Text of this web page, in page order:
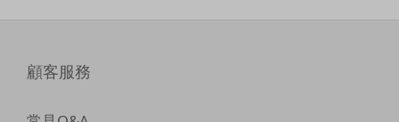
顧客服務